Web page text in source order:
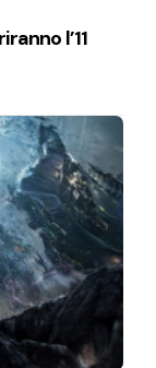
l’11